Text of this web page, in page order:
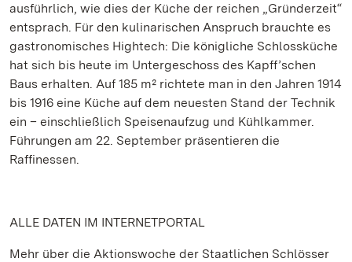
ausführlich, wie dies der Küche der reichen „Gründerzeit“
entsprach. Für den kulinarischen Anspruch brauchte es
gastronomisches Hightech: Die königliche Schlossküche
hat sich bis heute im Untergeschoss des Kapff’schen
Baus erhalten. Auf 185 m² richtete man in den Jahren 1914
bis 1916 eine Küche auf dem neuesten Stand der Technik
ein – einschließlich Speisenaufzug und Kühlkammer.
Führungen am 22. September präsentieren die
Raffinessen.
ALLE DATEN IM INTERNETPORTAL
Mehr über die Aktionswoche der Staatlichen Schlösser